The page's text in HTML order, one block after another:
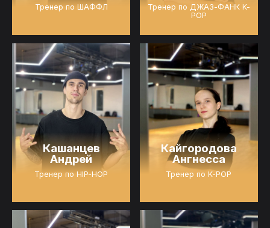
Тренер по ШАФФЛ
Тренер по ДЖАЗ-ФАНК K-
POP
Кашанцев
Андрей
Тренер по HIP-HOP
Кайгородова
Ангнесса
Тренер по K-POP